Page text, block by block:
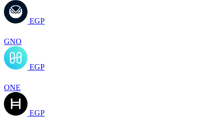
EGP
GNO
EGP
ONE
EGP